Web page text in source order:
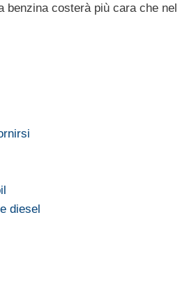
costerà più cara che nel
diesel